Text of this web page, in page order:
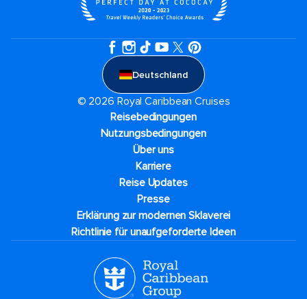
Deutschland
© 2026 Royal Caribbean Cruises
Reisebedingungen
Nutzungsbedingungen
Über uns
Karriere​
Reise Updates​
Presse
Erklärung zur modernen Sklaverei
Richtlinie für unaufgeforderte Ideen